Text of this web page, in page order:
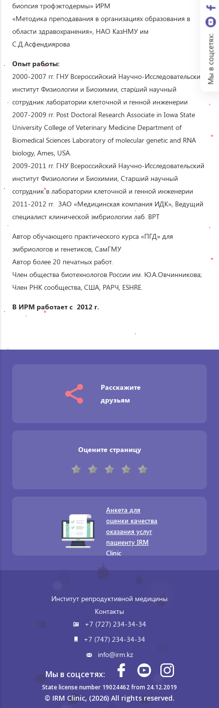
биопсия трофэктодермы» ИРМ
«Методика преподавания в организациях образования в
области здравохранения», НАО КазНМУ им
С.Д.Асфендиярова
Опыт работы:
2000-2007 гг. ГНУ Всероссийский Научно-Исследовательский
институт Физиологии и Биохимии, старший научный
сотрудник лаборатории клеточной и генной инженерии
2007-2009 гг. Post Doctoral Research Associate in Iowa State
University College of Veterinary Medicine Department of
Biomedical Sciences Laboratory of molecular genetic and RNA
biology, Ames, USA.
2009-2011 гг. ГНУ Всероссийский Научно-Исследовательский
институт Физиологии и Биохимии, Старший научный
сотрудник в лаборатории клеточной и генной инженерии
2011-2012 гг. ЗАО «Медицинская компания ИДК», Ведущий
специалист клинической эмбриологии лаб. ВРТ
Автор обучающего практического курса «ПГД» для
эмбриологов и генетиков, СамГМУ
Автор более 20 печатных работ.
Член общества биотехнологов России им. Ю.А.Овчинникова;
Член РНК сообщества, США, РАРЧ, ESHRE.
В ИРМ работает с 2012 г.
Расскажите
друзьям
Оцените страницу
Анкета для
оценки качества
оказания услуг
пациенту IRM
Clinic
Институт репродуктивной медицины
Контакты
+7 (727) 234-34-34
+7 (747) 234-34-34
info@irm.kz
Мы в соцсетях:
State license number 19024462 from 24.12.2019
© IRM Clinic, (2026) All rights reserved.
Мы в соцсетях: